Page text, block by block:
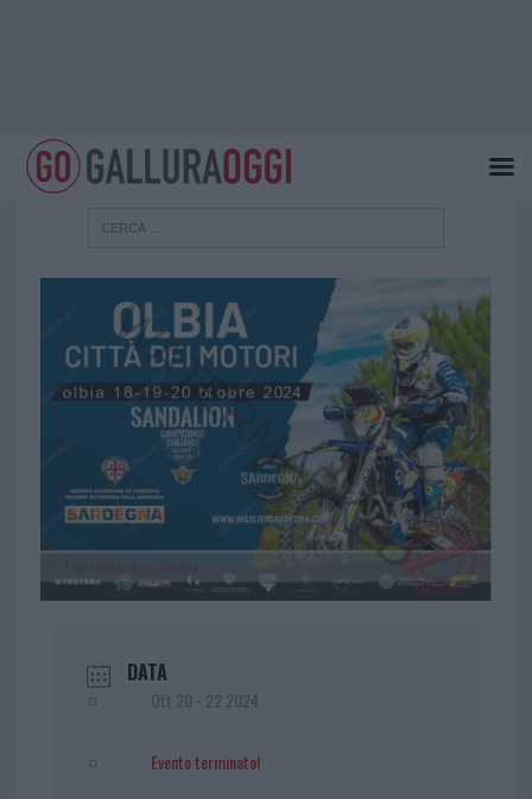
DATA
Ott 20 - 22 2024
Evento terminato!